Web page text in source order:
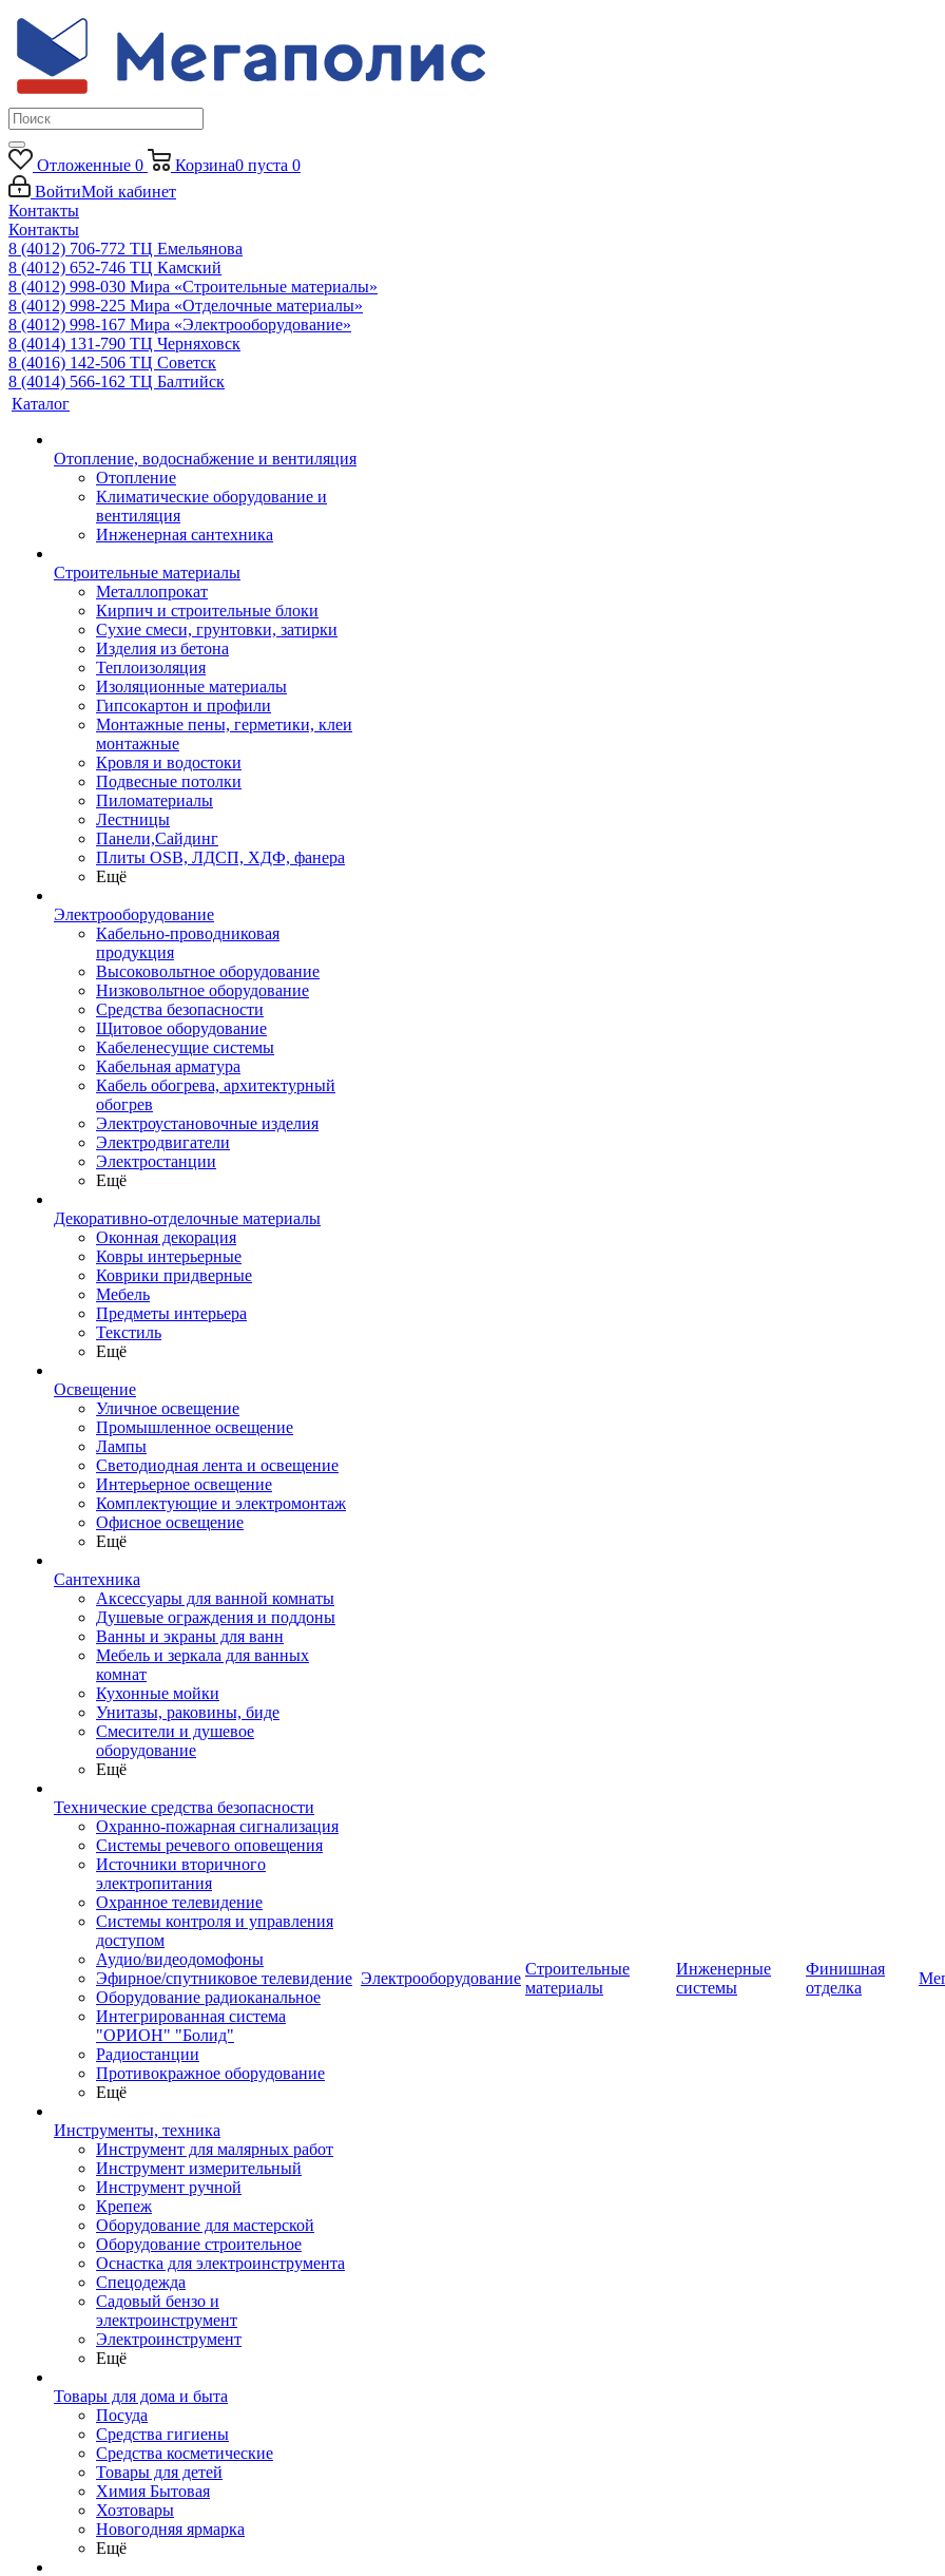
Отложенные 0 Корзина0 пуста 0
ВойтиМой кабинет
Контакты
Контакты
8 (4012) 706-772 ТЦ Емельянова
8 (4012) 652-746 ТЦ Камский
8 (4012) 998-030 Мира «Строительные материалы»
8 (4012) 998-225 Мира «Отделочные материалы»
8 (4012) 998-167 Мира «Электрооборудование»
8 (4014) 131-790 ТЦ Черняховск
8 (4016) 142-506 ТЦ Советск
8 (4014) 566-162 ТЦ Балтийск
Каталог
Отопление, водоснабжение и вентиляция
Отопление
Климатические оборудование и
вентиляция
Инженерная сантехника
Строительные материалы
Металлопрокат
Кирпич и строительные блоки
Сухие смеси, грунтовки, затирки
Изделия из бетона
Теплоизоляция
Изоляционные материалы
Гипсокартон и профили
Монтажные пены, герметики, клеи
монтажные
Кровля и водостоки
Подвесные потолки
Пиломатериалы
Лестницы
Панели,Сайдинг
Плиты OSB, ЛДСП, ХДФ, фанера
Ещё
Электрооборудование
Кабельно-проводниковая
продукция
Высоковольтное оборудование
Низковольтное оборудование
Средства безопасности
Щитовое оборудование
Кабеленесущие системы
Кабельная арматура
Кабель обогрева, архитектурный
обогрев
Электроустановочные изделия
Электродвигатели
Электростанции
Ещё
Декоративно-отделочные материалы
Оконная декорация
Ковры интерьерные
Коврики придверные
Мебель
Предметы интерьера
Текстиль
Ещё
Освещение
Уличное освещение
Промышленное освещение
Лампы
Светодиодная лента и освещение
Интерьерное освещение
Комплектующие и электромонтаж
Офисное освещение
Ещё
Сантехника
Аксессуары для ванной комнаты
Душевые ограждения и поддоны
Ванны и экраны для ванн
Мебель и зеркала для ванных
комнат
Кухонные мойки
Унитазы, раковины, биде
Смесители и душевое
оборудование
Ещё
Технические средства безопасности
Охранно-пожарная сигнализация
Системы речевого оповещения
Источники вторичного
электропитания
Охранное телевидение
Системы контроля и управления
доступом
Аудио/видеодомофоны
Эфирное/спутниковое телевидение
Оборудование радиоканальное
Интегрированная система
"ОРИОН" "Болид"
Радиостанции
Противокражное оборудование
Ещё
Инструменты, техника
Инструмент для малярных работ
Инструмент измерительный
Инструмент ручной
Крепеж
Оборудование для мастерской
Оборудование строительное
Оснастка для электроинструмента
Спецодежда
Садовый бензо и
электроинструмент
Электроинструмент
Ещё
Товары для дома и быта
Посуда
Средства гигиены
Средства косметические
Товары для детей
Химия Бытовая
Хозтовары
Новогодняя ярмарка
Ещё
Электрооборудование
Строительные
материалы
Инженерные
системы
Финишная
отделка